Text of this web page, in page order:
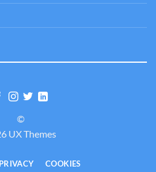
©
UX Themes
PRIVACY COOKIES